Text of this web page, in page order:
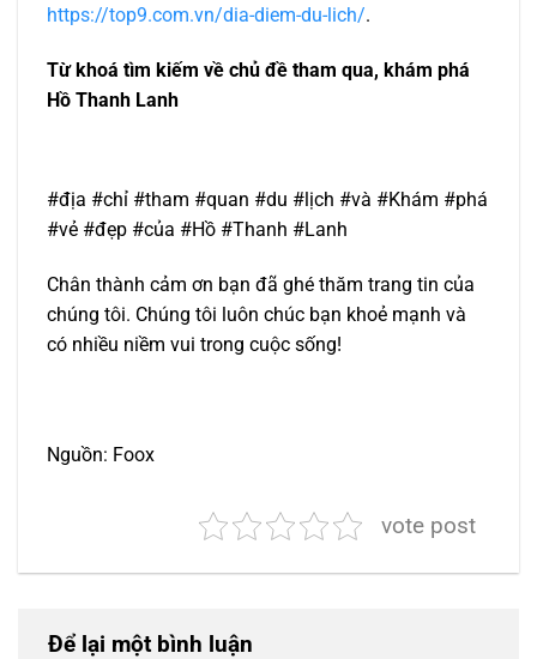
https://top9.com.vn/dia-diem-du-lich/.
Từ khoá tìm kiếm về chủ đề tham qua, khám phá
Hồ Thanh Lanh
#địa #chỉ #tham #quan #du #lịch #và #Khám #phá
#vẻ #đẹp #của #Hồ #Thanh #Lanh
Chân thành cảm ơn bạn đã ghé thăm trang tin của
chúng tôi. Chúng tôi luôn chúc bạn khoẻ mạnh và
có nhiều niềm vui trong cuộc sống!
Nguồn: Foox
vote post
Để lại một bình luận